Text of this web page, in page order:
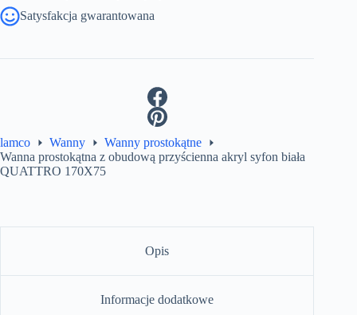
Satysfakcja gwarantowana
lamco Wanny
Wanny prostokątne
Wanna prostokątna z obudową przyścienna akryl syfon biała
QUATTRO 170X75
Opis
Informacje dodatkowe